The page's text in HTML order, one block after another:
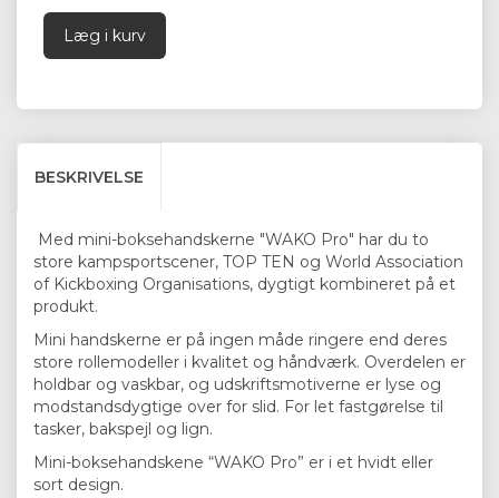
Læg i kurv
BESKRIVELSE
Med mini-boksehandskerne "WAKO Pro" har du to
store kampsportscener, TOP TEN og World Association
of Kickboxing Organisations, dygtigt kombineret på et
produkt.
Mini handskerne er på ingen måde ringere end deres
store rollemodeller i kvalitet og håndværk. Overdelen er
holdbar og vaskbar, og udskriftsmotiverne er lyse og
modstandsdygtige over for slid. For let fastgørelse til
tasker, bakspejl og lign.
Mini-boksehandskene “WAKO Pro” er i et hvidt eller
sort design.